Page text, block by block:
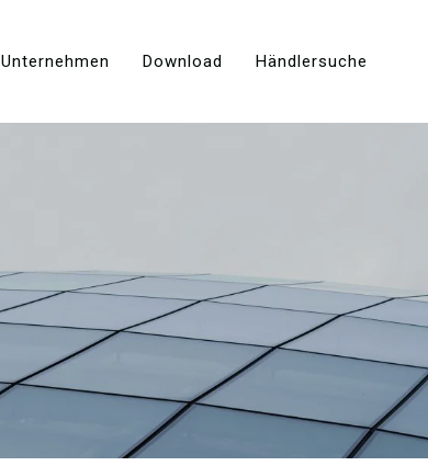
Unternehmen Download Händlersuche